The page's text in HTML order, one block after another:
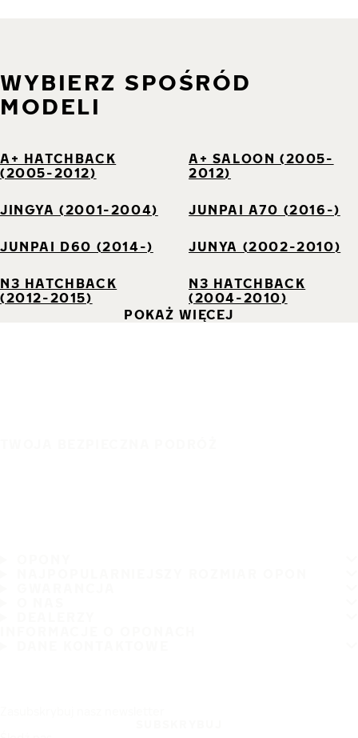
WYBIERZ SPOŚRÓD
MODELI
A+ HATCHBACK
(2005-2012)
A+ SALOON (2005-
2012)
JINGYA (2001-2004) JUNPAI A70 (2016-)
JUNPAI D60 (2014-) JUNYA (2002-2010)
N3 HATCHBACK
(2012-2015)
N3 HATCHBACK
(2004-2010)
POKAŻ WIĘCEJ